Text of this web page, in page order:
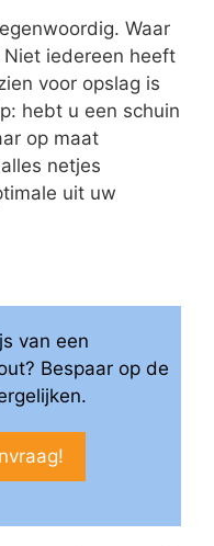
Waar
iedereen heeft
voor opslag is
hebt u een schuin
op maat
netjes
uit uw
van een
Bespaar op de